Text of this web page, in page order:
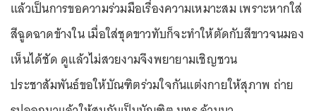
แล้วเป็นการขอความร่วมมือเรื่องความเหมาะสม เพราะหากใส่
สีฉูดฉาดข้างใน เมื่อใส่ชุดขาวทับก็จะทำให้ตัดกับสีขาวจนมอง
เห็นได้ชัด ดูแล้วไม่สวยงามจึงพยายามเชิญชวน
ประชาสัมพันธ์ขอให้บัณฑิตร่วมใจกันแต่งกายให้สุภาพ ถ่าย